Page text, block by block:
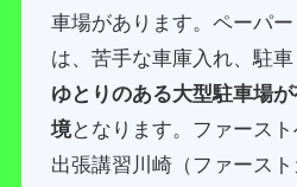
車場があります。ペーパ
は、苦手な車庫入れ、駐車
ゆとりのある大型駐車場
境となります。ファース
出張講習川崎（ファース